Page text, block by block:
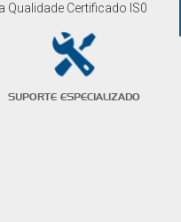
Certificado IS0
SUPORTE ESPECIALIZADO